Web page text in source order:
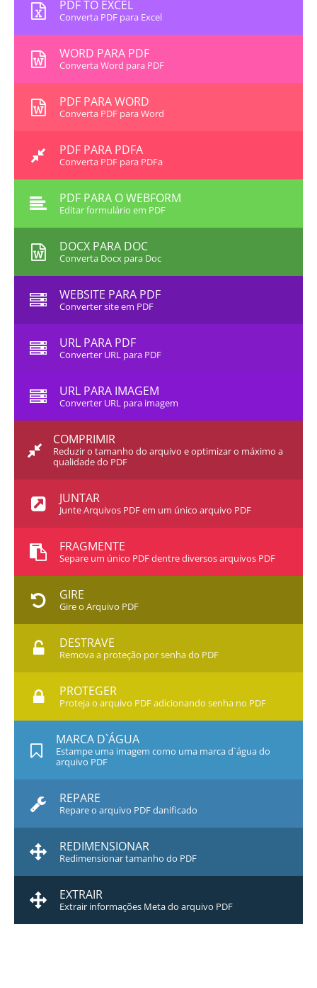
PDF TO EXCEL
Converta PDF para Excel
WORD PARA PDF
Converta Word para PDF
PDF PARA WORD
Converta PDF para Word
PDF PARA PDFA
Converta PDF para PDFa
PDF PARA O WEBFORM
Editar formulário em PDF
DOCX PARA DOC
Converta Docx para Doc
WEBSITE PARA PDF
Converter site em PDF
URL PARA PDF
Converter URL para PDF
URL PARA IMAGEM
Converter URL para imagem
COMPRIMIR
Reduzir o tamanho do arquivo e optimizar o máximo a
qualidade do PDF
JUNTAR
Junte Arquivos PDF em um único arquivo PDF
FRAGMENTE
Separe um único PDF dentre diversos arquivos PDF
GIRE
Gire o Arquivo PDF
DESTRAVE
Remova a proteção por senha do PDF
PROTEGER
Proteja o arquivo PDF adicionando senha no PDF
MARCA D`ÁGUA
Estampe uma imagem como uma marca d`água do
arquivo PDF
REPARE
Repare o arquivo PDF danificado
REDIMENSIONAR
Redimensionar tamanho do PDF
EXTRAIR
Extrair informações Meta do arquivo PDF